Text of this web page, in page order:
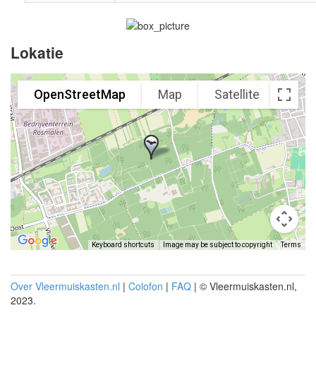
Lokatie
OpenStreetMap Map Satellite
Keyboard shortcuts Image may be subject to copyright Terms
Over Vleermuiskasten.nl | Colofon | FAQ | © Vleermuiskasten.nl,
2023.